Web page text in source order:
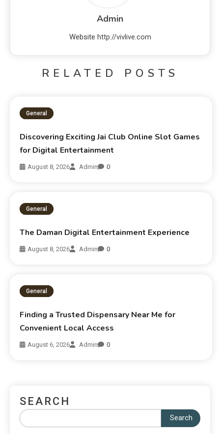
Admin
Website http://vivlive.com
RELATED POSTS
General
Discovering Exciting Jai Club Online Slot Games
for Digital Entertainment
August 8, 2026 Admin 0
General
The Daman Digital Entertainment Experience
August 8, 2026 Admin 0
General
Finding a Trusted Dispensary Near Me for
Convenient Local Access
August 6, 2026 Admin 0
SEARCH
Search